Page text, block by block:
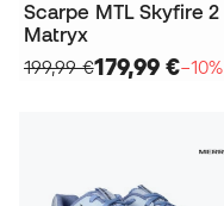
Scarpe MTL Skyfire 2
Matryx
199,99 €179,99 €−10%